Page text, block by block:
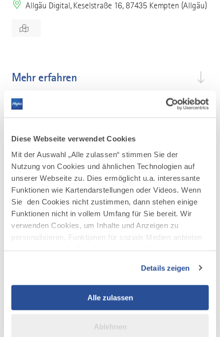
Diese Webseite verwendet Cookies
Mit der Auswahl „Alle zulassen“ stimmen Sie der
Nutzung von Cookies und ähnlichen Technologien auf
unserer Webseite zu. Dies ermöglicht u.a. interessante
Funktionen wie Kartendarstellungen oder Videos. Wenn
Sie den Cookies nicht zustimmen, dann stehen einige
Funktionen nicht in vollem Umfang für Sie bereit. Wir
verwenden Cookies, um Inhalte und Anzeigen zu
personalisieren, Funktionen für soziale Medien anbieten
Verwendung unserer Website an unsere Partner für
soziale Medien, Werbung und Analysen weiter. Unsere
Partner führen diese Informationen möglicherweise mit
weiteren Daten zusammen, die Sie ihnen bereitgestellt
Details zeigen
Alle zulassen
Ablehnen
Allgäu Digital, Keselstraße 16, 87435 Kempten (Allgäu)
Mehr erfahren
AUF DER KARTE ANZEIGEN